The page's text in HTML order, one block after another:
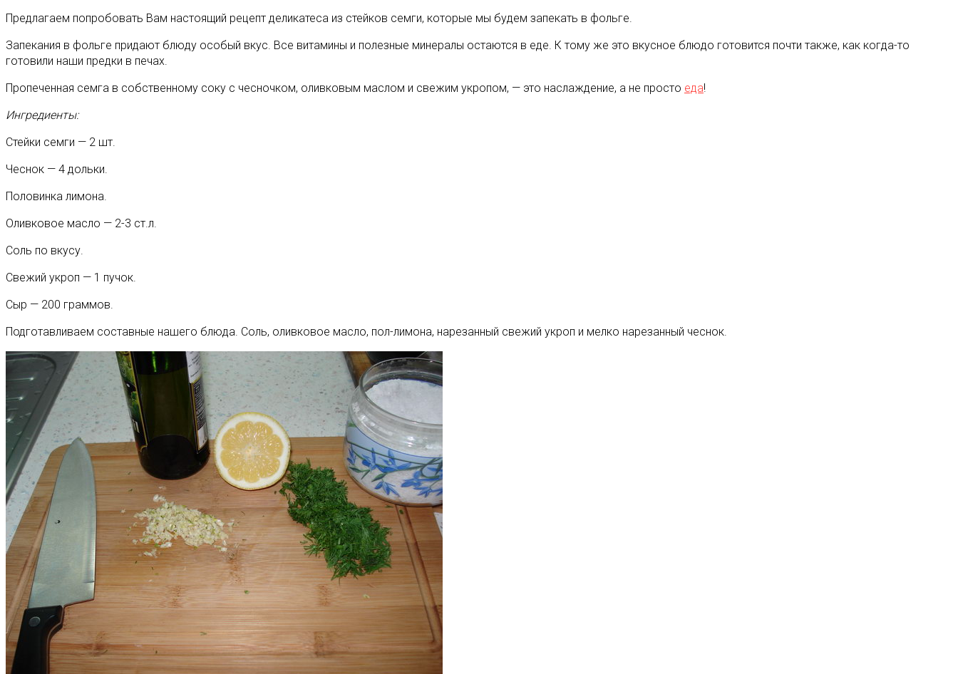
Предлагаем попробовать Вам настоящий рецепт деликатеса из стейков семги, которые мы будем запекать в фольге.
Запекания в фольге придают блюду особый вкус. Все витамины и полезные минералы остаются в еде. К тому же это вкусное блюдо готовится почти также, как когда-то
готовили наши предки в печах.
Пропеченная семга в собственному соку с чесночком, оливковым маслом и свежим укропом, — это наслаждение, а не просто еда!
Ингредиенты:
Стейки семги — 2 шт.
Чеснок — 4 дольки.
Половинка лимона.
Оливковое масло — 2-3 ст.л.
Соль по вкусу.
Свежий укроп — 1 пучок.
Сыр — 200 граммов.
Подготавливаем составные нашего блюда. Соль, оливковое масло, пол-лимона, нарезанный свежий укроп и мелко нарезанный чеснок.